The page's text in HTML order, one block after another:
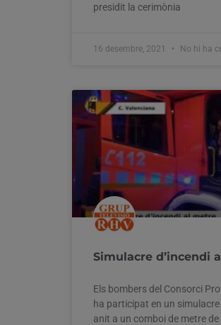
presidit la cerimònia
16 desembre, 2021 No hi ha
Simulacre d’incendi
Els bombers del Consorci
ha participat en un simulacre
anit a un comboi de metre